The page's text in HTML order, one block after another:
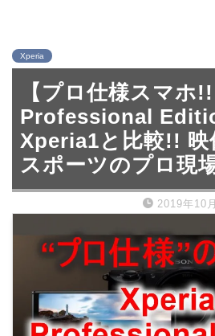
Xperia
【プロ仕様スマホ
Professional
Xperia1と比較!! 映
スポーツのプロ現
2019年10